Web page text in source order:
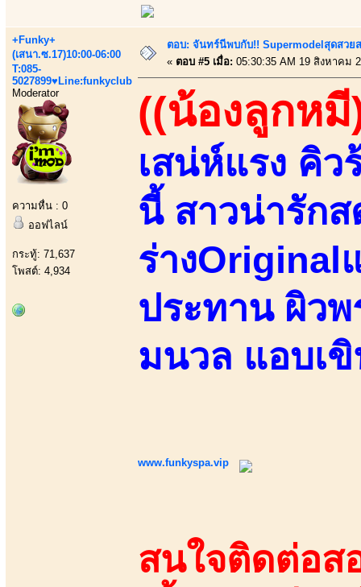
+Funky+
(เสนา.ซ.17)10:00-06:00
T:085-
5027899♥Line:funkyclub
Moderator
ความหื่น : 0
ออฟไลน์
กระทู้: 71,637
โพสต์: 4,934
ตอบ: จันทร์นีพบกับ!! Supermodelสุดสวย
« ตอบ #5 เมื่อ: 05:30:35 AM 19 สิงหาคม
((น้องลูกหมี
เสน่ห์แรง คิว
นี้ สาวน่ารักส
ร่างOriginal
ประทาน ผิว
มนวล แอบเ
www.funkyspa.vip
สนใจติดต่อส